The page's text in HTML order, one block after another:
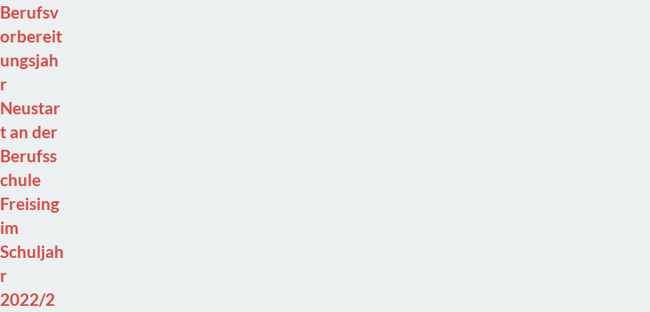
Berufsv
orbereit
ungsjah
r
Neustar
t an der
Berufss
chule
Freising
im
Schuljah
r
2022/2